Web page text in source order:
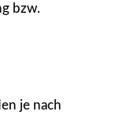
bzw.
je nach